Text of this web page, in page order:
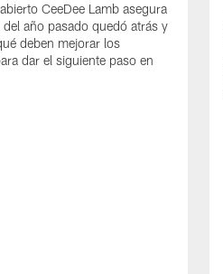
CeeDee Lamb asegura
del año pasado quedó atrás y
deben mejorar los
dar el siguiente paso en